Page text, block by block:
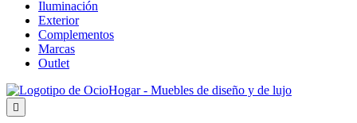
Iluminación
Exterior
Complementos
Marcas
Outlet
